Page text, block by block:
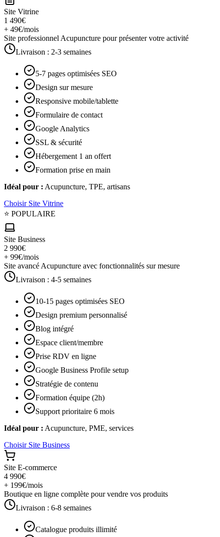
Site Vitrine
1 490€
+ 49€/mois
Site professionnel Acupuncture pour présenter votre activité
Livraison : 2-3 semaines
5-7 pages optimisées SEO
Design sur mesure
Responsive mobile/tablette
Formulaire de contact
Google Analytics
SSL & sécurité
Hébergement 1 an offert
Formation prise en main
Idéal pour : Acupuncture, TPE, artisans
Choisir Site Vitrine
⭐ POPULAIRE
Site Business
2 990€
+ 99€/mois
Site avancé Acupuncture avec fonctionnalités sur mesure
Livraison : 4-5 semaines
10-15 pages optimisées SEO
Design premium personnalisé
Blog intégré
Espace client/membre
Prise RDV en ligne
Google Business Profile setup
Stratégie de contenu
Formation équipe (2h)
Support prioritaire 6 mois
Idéal pour : Acupuncture, PME, services
Choisir Site Business
Site E-commerce
4 990€
+ 199€/mois
Boutique en ligne complète pour vendre vos produits
Livraison : 6-8 semaines
Catalogue produits illimité